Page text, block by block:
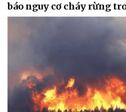
báo nguy cơ cháy rừng